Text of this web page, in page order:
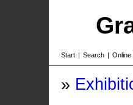
Start | Search | Online
»